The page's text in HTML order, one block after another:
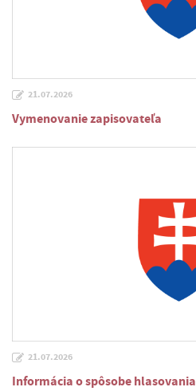
21.07.2026
Vymenovanie zapisovateľa
21.07.2026
Informácia o spôsobe hlasovania